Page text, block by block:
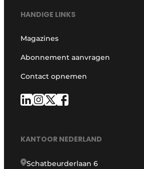
HANDIGE LINKS
Magazines
Abonnement aanvragen
Contact opnemen
KANTOOR NEDERLAND
Schatbeurderlaan 6